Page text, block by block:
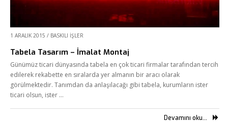
1 ARALIK 2015 / BASKILI İŞLER
Tabela Tasarım – İmalat Montaj
Günümüz ticari dünyasında tabela en çok ticari firmalar tarafından tercih
edilerek rekabette en sıralarda yer almanın bir aracı olarak
görülmektedir. Tanımdan da anlaşılacağı gibi tabela, kurumların ister
ticari olsun, ister …
Devamını oku...